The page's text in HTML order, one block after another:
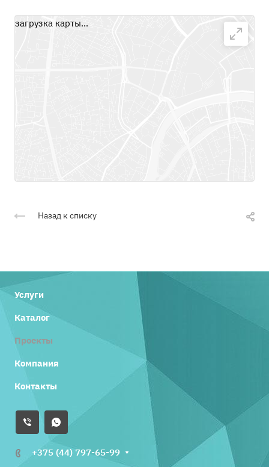
загрузка карты...
Назад к списку
Услуги
Каталог
Проекты
Компания
Контакты
+375 (44) 797-65-99